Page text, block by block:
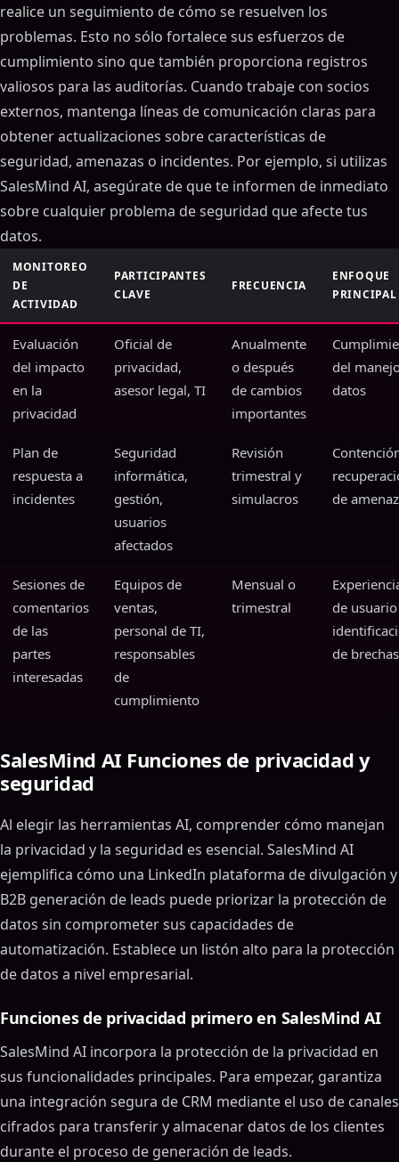
realice un seguimiento de cómo se resuelven los
problemas. Esto no sólo fortalece sus esfuerzos de
cumplimiento sino que también proporciona registros
valiosos para las auditorías. Cuando trabaje con socios
externos, mantenga líneas de comunicación claras para
obtener actualizaciones sobre características de
seguridad, amenazas o incidentes. Por ejemplo, si utilizas
SalesMind AI, asegúrate de que te informen de inmediato
sobre cualquier problema de seguridad que afecte tus
datos.
MONITOREO
DE
ACTIVIDAD
PARTICIPANTES
CLAVE
FRECUENCIA
ENFOQUE
PRINCIPAL
Evaluación
del impacto
en la
privacidad
Oficial de
privacidad,
asesor legal, TI
Anualmente
o después
de cambios
importantes
del
datos
Plan de
respuesta a
incidentes
Seguridad
informática,
gestión,
usuarios
afectados
Revisión
trimestral y
simulacros
de
Sesiones de
comentarios
de las
partes
interesadas
Equipos de
ventas,
personal de TI,
responsables
de
cumplimiento
Mensual o
trimestral
de
de brechas
SalesMind AI Funciones de privacidad y
seguridad
Al elegir las herramientas AI, comprender cómo manejan
la privacidad y la seguridad es esencial. SalesMind AI
ejemplifica cómo una LinkedIn plataforma de divulgación y
B2B generación de leads puede priorizar la protección de
datos sin comprometer sus capacidades de
automatización. Establece un listón alto para la protección
de datos a nivel empresarial.
Funciones de privacidad primero en SalesMind AI
SalesMind AI incorpora la protección de la privacidad en
sus funcionalidades principales. Para empezar, garantiza
una integración segura de CRM mediante el uso de canales
cifrados para transferir y almacenar datos de los clientes
durante el proceso de generación de leads.